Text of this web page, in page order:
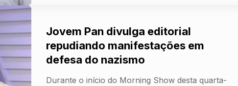
Jovem Pan divulga editorial
repudiando manifestações em
defesa do nazismo
Durante o início do Morning Show desta quarta-